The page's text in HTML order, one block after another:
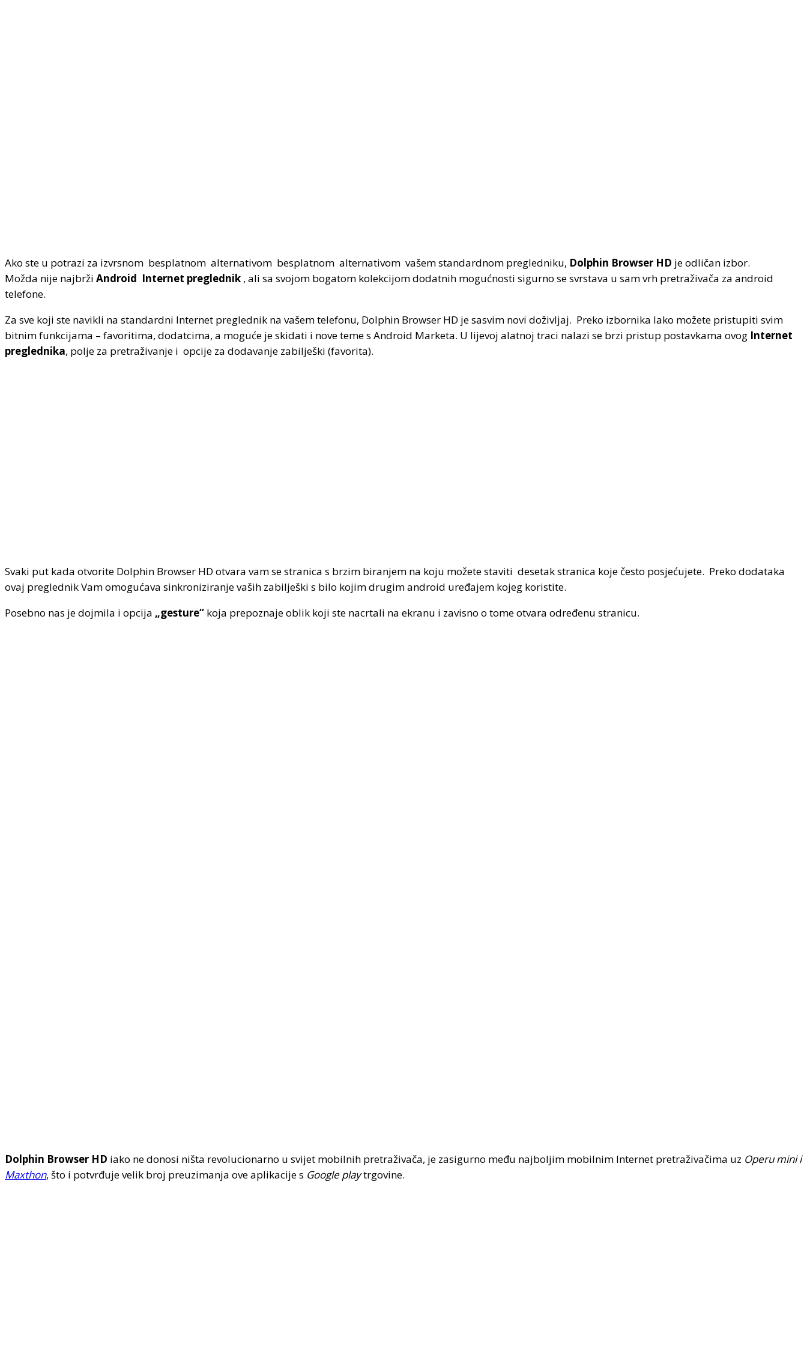
Ako ste u potrazi za izvrsnom besplatnom alternativom besplatnom alternativom vašem standardnom pregledniku, Dolphin Browser HD je odličan izbor.
Možda nije najbrži Android Internet preglednik , ali sa svojom bogatom kolekcijom dodatnih mogućnosti sigurno se svrstava u sam vrh pretraživača za android
telefone.
Za sve koji ste navikli na standardni Internet preglednik na vašem telefonu, Dolphin Browser HD je sasvim novi doživljaj. Preko izbornika lako možete pristupiti svim
bitnim funkcijama – favoritima, dodatcima, a moguće je skidati i nove teme s Android Marketa. U lijevoj alatnoj traci nalazi se brzi pristup postavkama ovog Internet
preglednika, polje za pretraživanje i opcije za dodavanje zabilješki (favorita).
Svaki put kada otvorite Dolphin Browser HD otvara vam se stranica s brzim biranjem na koju možete staviti desetak stranica koje često posjećujete. Preko dodataka
ovaj preglednik Vam omogućava sinkroniziranje vaših zabilješki s bilo kojim drugim android uređajem kojeg koristite.
Posebno nas je dojmila i opcija „gesture“ koja prepoznaje oblik koji ste nacrtali na ekranu i zavisno o tome otvara određenu stranicu.
Dolphin Browser HD iako ne donosi ništa revolucionarno u svijet mobilnih pretraživača, je zasigurno među najboljim mobilnim Internet pretraživačima uz Operu mini i
Maxthon, što i potvrđuje velik broj preuzimanja ove aplikacije s Google playtrgovine.